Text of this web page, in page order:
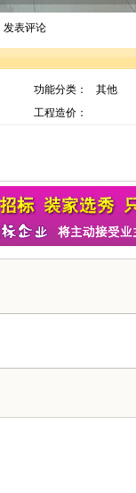
发表评论
功能分类：
其他
工程造价：